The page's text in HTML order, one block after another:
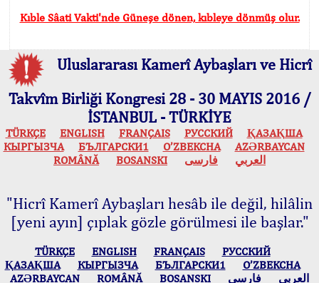
Kıble Sâati Vakti'nde Güneşe dönen, kıbleye dönmüş olur.
Uluslararası Kamerî Aybaşları ve Hicrî
Takvîm Birliği Kongresi 28 - 30 MAYIS 2016 /
İSTANBUL - TÜRKİYE
TÜRKÇE ENGLISH FRANÇAIS РУССКИЙ
ҚАЗАҚША
КЫPГЫЗЧA
БЪЛГАРСКИ1 O’ZBEKCHA
AZӘRBAYCAN
ROMÂNĂ
BOSANSKI العربي فارسی
"Hicrî Kamerî Aybaşları hesâb ile değil, hilâlin
[yeni ayın] çıplak gözle görülmesi ile başlar."
TÜRKÇE ENGLISH FRANÇAIS
РУССКИЙ
ҚАЗАҚША
КЫPГЫЗЧA БЪЛГАРСКИ1
O’ZBEKCHA
AZӘRBAYCAN
ROMÂNĂ BOSANSKI العربي فارسی